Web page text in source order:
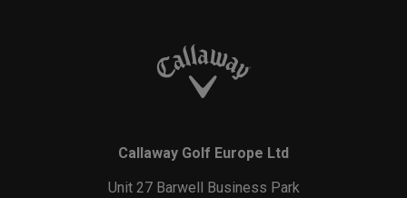
Callaway Golf Europe Ltd
Unit 27 Barwell Business Park